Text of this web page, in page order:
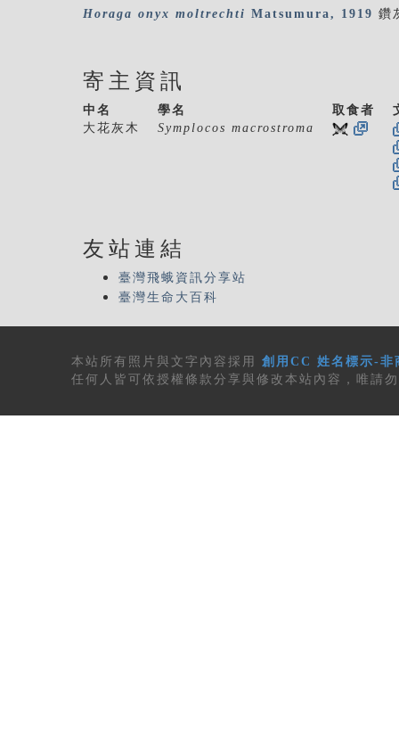
Horaga onyx moltrechti Matsumura, 1919 鑽
寄主資訊
中名 學名 取食者
大花灰木 Symplocos macrostroma
友站連結
臺灣飛蛾資訊分享站
臺灣生命大百科
本站所有 照片與文字內容 採用 創用CC 姓名標示-
任何人皆可依授權條款分享與修改本站內容，唯請